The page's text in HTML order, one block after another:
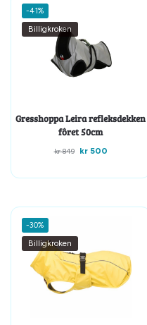
-41%
Billigkroken
Gresshoppa Leira refleksdekken
fôret 50cm
kr849 kr500
-30%
Billigkroken